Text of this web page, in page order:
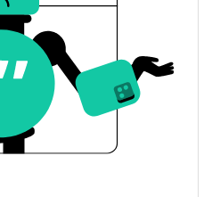
$28 782 193
$0,044485214 /